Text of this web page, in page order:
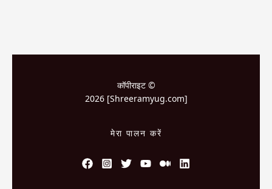
कॉपीराइट ©
2026 [Shreeramyug.com]
मेरा पालन करें